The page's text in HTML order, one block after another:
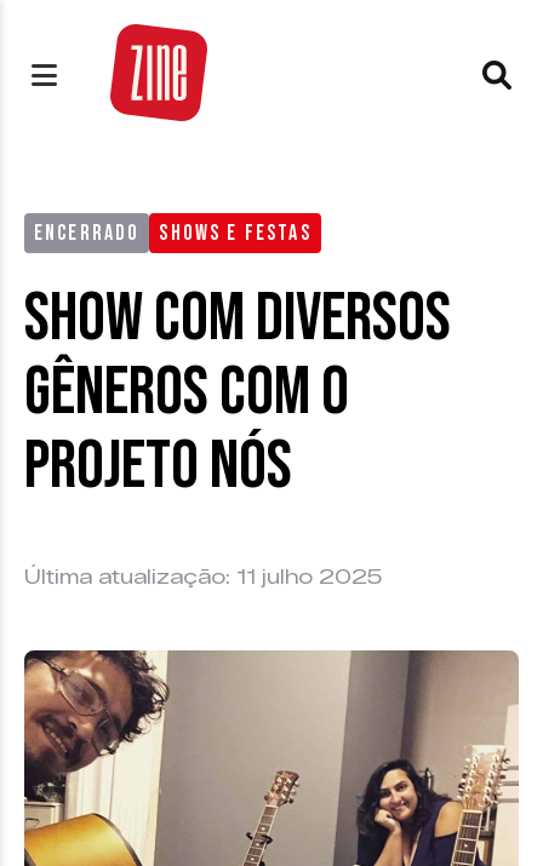
ENCERRADO SHOWS E FESTAS
Show com diversos
gêneros com o
Projeto Nós
Última atualização: 11 julho 2025